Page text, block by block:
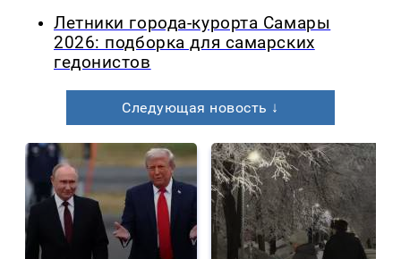
Летники города-курорта Самары
2026: подборка для самарских
гедонистов
Следующая новость ↓